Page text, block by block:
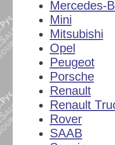
Mercedes-
Mini
Mitsubishi
Opel
Peugeot
Porsche
Renault
Renault
Rover
SAAB